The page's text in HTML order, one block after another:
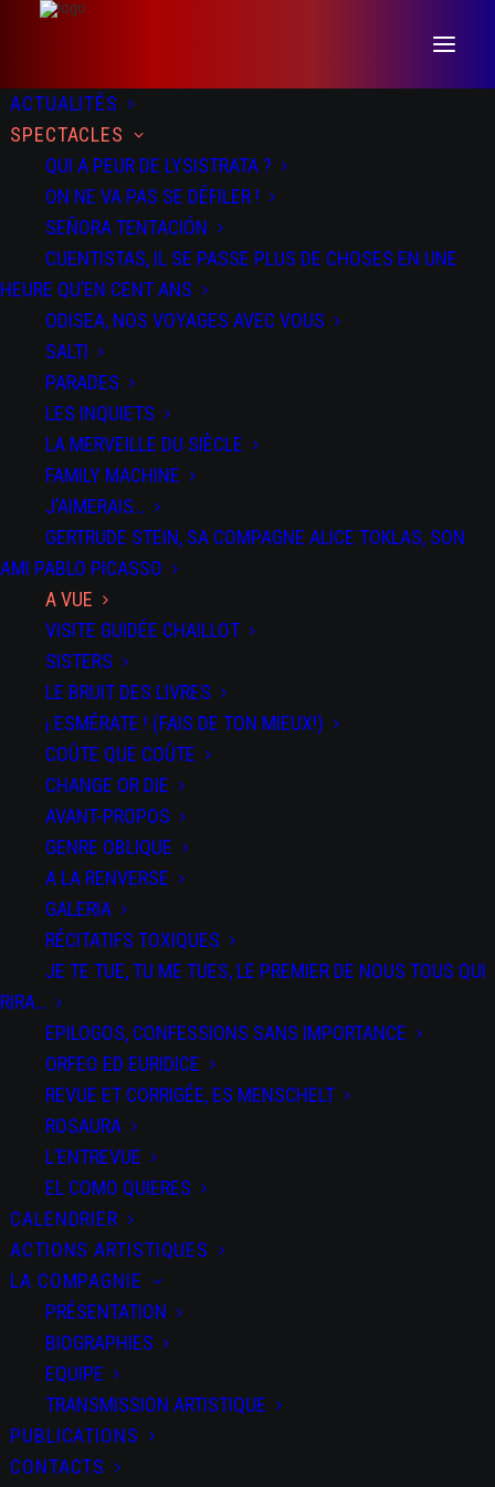
ACTUALITÉS
SPECTACLES
QUI A PEUR DE LYSISTRATA ?
ON NE VA PAS SE DÉFILER !
SEÑORA TENTACIÓN
CUENTISTAS, IL SE PASSE PLUS DE CHOSES EN UNE
HEURE QU’EN CENT ANS
ODISEA, NOS VOYAGES AVEC VOUS
SALTI
PARADES
LES INQUIETS
LA MERVEILLE DU SIÈCLE
FAMILY MACHINE
J’AIMERAIS…
GERTRUDE STEIN, SA COMPAGNE ALICE TOKLAS, SON
AMI PABLO PICASSO
A VUE
VISITE GUIDÉE CHAILLOT
SISTERS
LE BRUIT DES LIVRES
¡ ESMÉRATE ! (FAIS DE TON MIEUX!)
COÛTE QUE COÛTE
CHANGE OR DIE
AVANT-PROPOS
GENRE OBLIQUE
A LA RENVERSE
GALERIA
RÉCITATIFS TOXIQUES
JE TE TUE, TU ME TUES, LE PREMIER DE NOUS TOUS QUI
RIRA…
EPILOGOS, CONFESSIONS SANS IMPORTANCE
ORFEO ED EURIDICE
REVUE ET CORRIGÉE, ES MENSCHELT
ROSAURA
L’ENTREVUE
EL COMO QUIERES
CALENDRIER
ACTIONS ARTISTIQUES
LA COMPAGNIE
PRÉSENTATION
BIOGRAPHIES
EQUIPE
TRANSMISSION ARTISTIQUE
PUBLICATIONS
CONTACTS
DATES DOSSIER PRESSE
03 NOV 2020
le TIL - Mancieulles
DU 15 AU 16 OCT 2022
à Barcelone au Mercat de Les Flors